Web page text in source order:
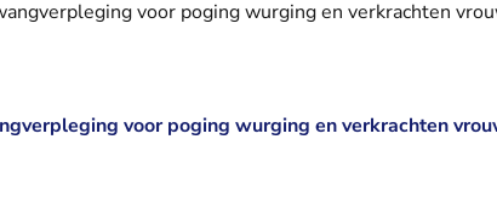
voor poging wurging en verkrachten
voor poging wurging en verkrachten